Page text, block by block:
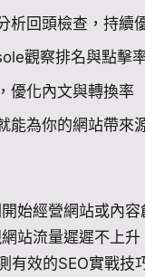
析回頭檢查，持續
觀察排名與點擊
優化內文與轉換率
能為你的網站帶來
始經營網站或內
站流量遲遲不上
有效的SEO實戰技